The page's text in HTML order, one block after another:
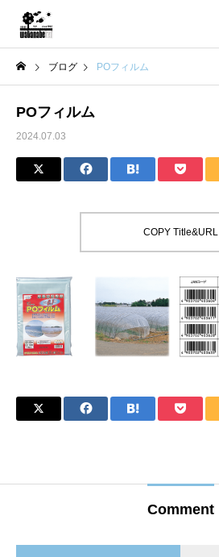
ブログ POフィルム
POフィルム
2024.07.03
COPY Title&URL
Comment